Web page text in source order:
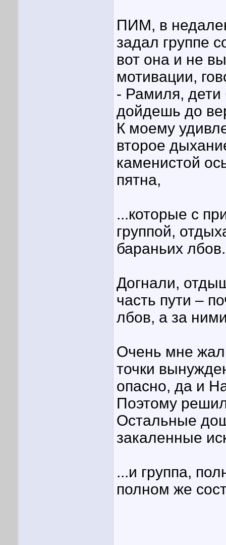
ПИМ, в
задал группе
вот она и не
мотивации,
- Рамиля, дети
дойдешь до
К моему
второе
каменистой
пятна,
...которые с
группой,
бараньих лбов.
Догнали,
часть пути –
лбов, а за
Очень мне
точки
опасно, да и
Поэтому
Остальные
закаленные
...и группа,
полном же